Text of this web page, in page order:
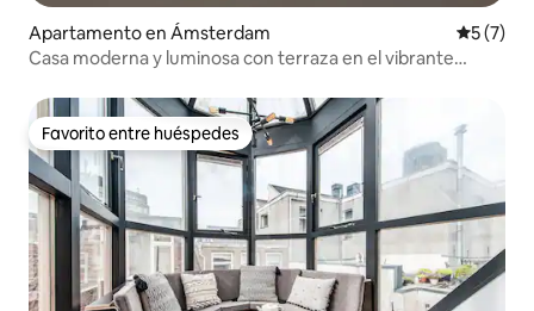
Apartamento en Ámsterdam
5 (7)
Casa moderna y luminosa con terraza en el vibrante
Favorito entre huéspedes
Favorito entre huéspedes